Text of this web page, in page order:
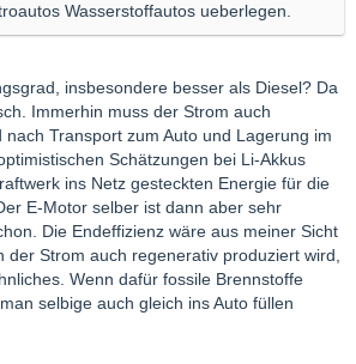
Wasserstoffautos ueberlegen.
insbesondere besser als Diesel? Da
Immerhin muss der Strom auch
Transport zum Auto und Lagerung im
Schätzungen bei Li-Akkus
ins Netz gesteckten Energie für die
E-Motor selber ist dann aber sehr
Die Endeffizienz wäre aus meiner Sicht
der Strom auch regenerativ produziert wird,
Wenn dafür fossile Brennstoffe
selbige auch gleich ins Auto füllen